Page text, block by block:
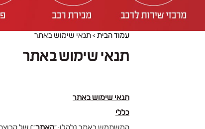
עמוד הבית>תנאי שימוש באתר
תנאי שימוש באתר
תנאי שימוש באתר
כללי